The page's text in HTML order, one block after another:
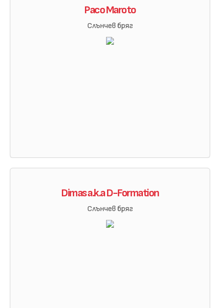
Paco Maroto
Слънчев бряг
Dimas a.k.a D-Formation
Слънчев бряг